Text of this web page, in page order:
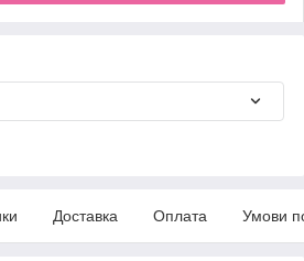
Доставка Оплата Умови